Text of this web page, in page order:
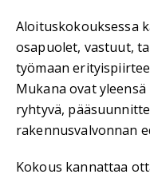
Aloituskokouksessa
osapuolet, vastuut,
työmaan
Mukana ovat
ryhtyvä,
rakennusvalvonnan
Kokous kannattaa